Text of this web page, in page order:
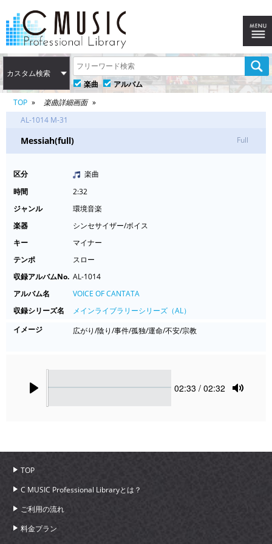
カスタム検索
楽曲
アルバム
TOP
楽曲詳細画面
AL-1014 M-31
Messiah(full) Full
区分
楽曲
時間
2:32
ジャンル
環境音楽
楽器
シンセサイザー/ボイス
キー
マイナー
テンポ
スロー
収録アルバムNo. AL-1014
アルバム名
VOICE OF CANTATA
収録シリーズ名
メインライブラリーシリーズ（AL）
イメージ
広がり/陰り/事件/孤独/運命/不安/宗教
Current
02:33 / 02:32
TOP
C MUSIC Professional Libraryとは？
ご利用の流れ
料金プラン